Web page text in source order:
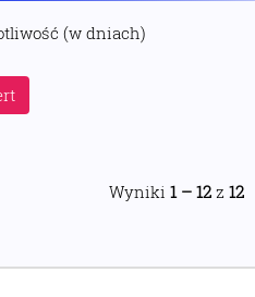
(w dniach)
Wyniki 1 – 12 z 12